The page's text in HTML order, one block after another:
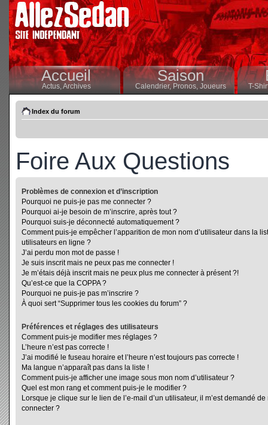
Accueil
Actus,Archives
Saison
Calendrier,Pronos, Joueurs T-
Index du forum
Foire Aux Questions
Problèmes de connexion et d’inscription
Pourquoi ne puis-je pas me connecter ?
Pourquoi ai-je besoin de m’inscrire, après tout ?
Pourquoi suis-je déconnecté automatiquement ?
Comment puis-je empêcher l’apparition de mon nom d’utilisateur dans la
utilisateurs en ligne ?
J’ai perdu mon mot de passe !
Je suis inscrit mais ne peux pas me connecter !
Je m’étais déjà inscrit mais ne peux plus me connecter à présent ?!
Qu’est-ce que la COPPA ?
Pourquoi ne puis-je pas m’inscrire ?
À quoi sert “Supprimer tous les cookies du forum” ?
Préférences et réglages des utilisateurs
Comment puis-je modifier mes réglages ?
L’heure n’est pas correcte !
J’ai modifié le fuseau horaire et l’heure n’est toujours pas correcte !
Ma langue n’apparaît pas dans la liste !
Comment puis-je afficher une image sous mon nom d’utilisateur ?
Quel est mon rang et comment puis-je le modifier ?
Lorsque je clique sur le lien de l’e-mail d’un utilisateur, il m’est demandé de
connecter ?